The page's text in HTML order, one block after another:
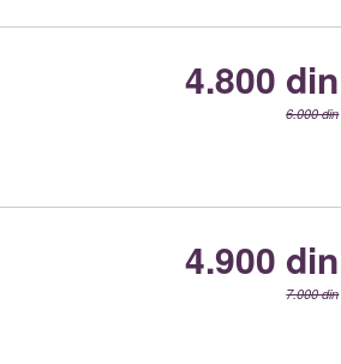
4.800 din
6.000 din
4.900 din
7.000 din